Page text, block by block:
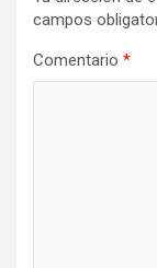
campos
Comentario *